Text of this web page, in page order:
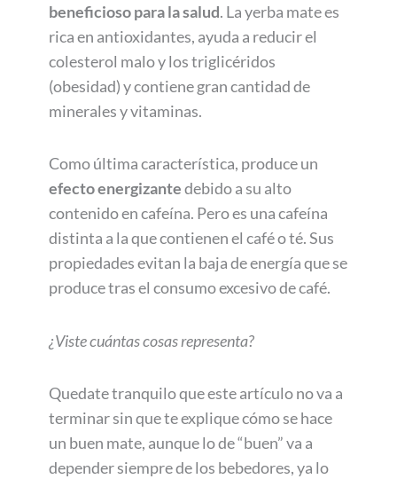
beneficioso para la salud. La yerba mate es
rica en antioxidantes, ayuda a reducir el
colesterol malo y los triglicéridos
(obesidad) y contiene gran cantidad de
minerales y vitaminas.
Como última característica, produce un
efecto energizantedebido a su alto
contenido en cafeína. Pero es una cafeína
distinta a la que contienen el café o té. Sus
propiedades evitan la baja de energía que se
produce tras el consumo excesivo de café.
¿Viste cuántas cosas representa?
Quedate tranquilo que este artículo no va a
terminar sin que te explique cómo se hace
un buen mate, aunque lo de “buen” va a
depender siempre de los bebedores, ya lo